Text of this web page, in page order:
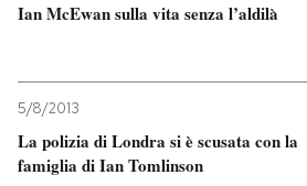
Ian McEwan sulla vita senza l’aldilà
5/8/2013
La polizia di Londra si è scusata con la
famiglia di Ian Tomlinson